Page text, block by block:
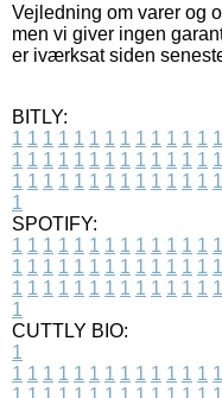
Vejledning om varer og
men vi giver ingen
er iværksat siden
BITLY:
1 1 1 1 1 1 1 1 1 1 1 1 1 1
1 1 1 1 1 1 1 1 1 1 1 1 1 1
1 1 1 1 1 1 1 1 1 1 1 1 1 1
1
SPOTIFY:
1 1 1 1 1 1 1 1 1 1 1 1 1 1
1 1 1 1 1 1 1 1 1 1 1 1 1 1
1 1 1 1 1 1 1 1 1 1 1 1 1 1
1
CUTTLY BIO:
1
1 1 1 1 1 1 1 1 1 1 1 1 1 1